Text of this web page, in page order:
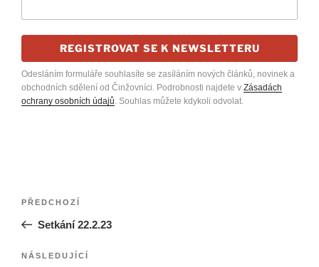
REGISTROVAT SE K NEWSLETTERU
Odesláním formuláře souhlasíte se zasíláním nových článků, novinek a
obchodních sdělení od Činžovníci. Podrobnosti najdete v Zásadách
ochrany osobních údajů . Souhlas můžete kdykoli odvolat.
Navigace
příspěvek
Předchozí
příspěvek
PŘEDCHOZÍ
Setkání 22.2.23
Následující
NÁSLEDUJÍCÍ